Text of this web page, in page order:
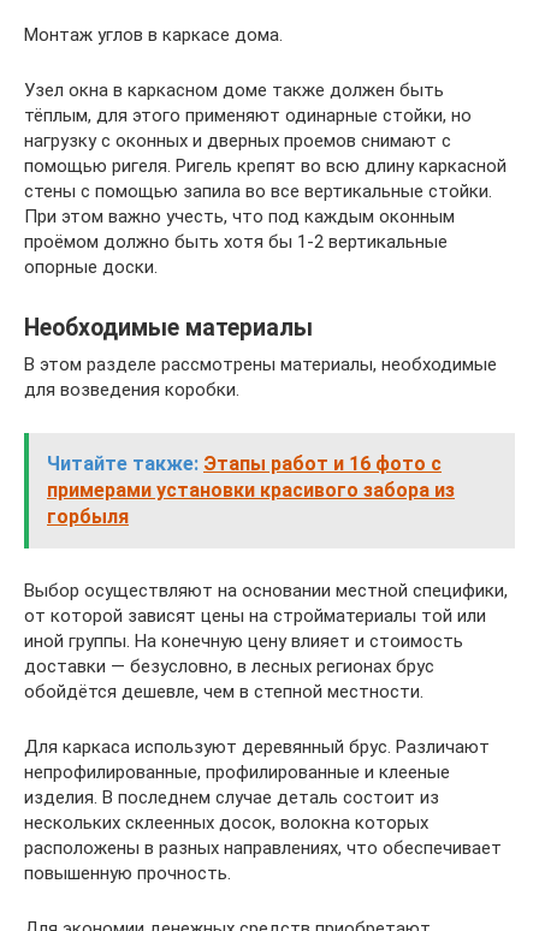
Монтаж углов в каркасе дома.
Узел окна в каркасном доме также должен быть
тёплым, для этого применяют одинарные стойки, но
нагрузку с оконных и дверных проемов снимают с
помощью ригеля. Ригель крепят во всю длину каркасной
стены с помощью запила во все вертикальные стойки.
При этом важно учесть, что под каждым оконным
проёмом должно быть хотя бы 1-2 вертикальные
опорные доски.
Необходимые материалы
В этом разделе рассмотрены материалы, необходимые
для возведения коробки.
Читайте также: Этапы работ и 16 фото с
примерами установки красивого забора из
горбыля
Выбор осуществляют на основании местной специфики,
от которой зависят цены на стройматериалы той или
иной группы. На конечную цену влияет и стоимость
доставки — безусловно, в лесных регионах брус
обойдётся дешевле, чем в степной местности.
Для каркаса используют деревянный брус. Различают
непрофилированные, профилированные и клееные
изделия. В последнем случае деталь состоит из
нескольких склеенных досок, волокна которых
расположены в разных направлениях, что обеспечивает
повышенную прочность.